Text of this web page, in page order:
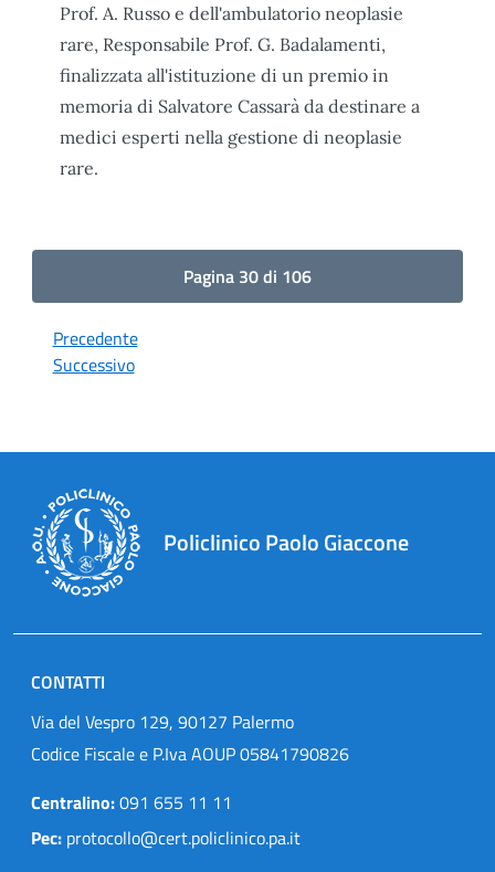
Prof. A. Russo e dell'ambulatorio neoplasie
rare, Responsabile Prof. G. Badalamenti,
finalizzata all'istituzione di un premio in
memoria di Salvatore Cassarà da destinare a
medici esperti nella gestione di neoplasie
rare.
Pagina 30 di 106
Precedente
Successivo
Policlinico Paolo Giaccone
CONTATTI
Via del Vespro 129, 90127 Palermo
Codice Fiscale e P.Iva AOUP 05841790826
Centralino:091 655 11 11
Pec: protocollo@cert.policlinico.pa.it